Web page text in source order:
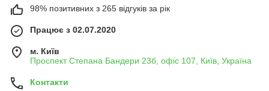
98% позитивних з 265 відгуків за рік
Працює з 02.07.2020
м. Київ
Проспект Степана Бандери 23б, офіс 107, Київ, Україна
Контакти